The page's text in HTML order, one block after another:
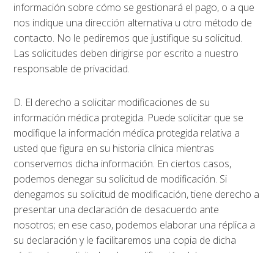
información sobre cómo se gestionará el pago, o a que
nos indique una dirección alternativa u otro método de
contacto. No le pediremos que justifique su solicitud.
Las solicitudes deben dirigirse por escrito a nuestro
responsable de privacidad.
D. El derecho a solicitar modificaciones de su
información médica protegida. Puede solicitar que se
modifique la información médica protegida relativa a
usted que figura en su historia clínica mientras
conservemos dicha información. En ciertos casos,
podemos denegar su solicitud de modificación. Si
denegamos su solicitud de modificación, tiene derecho a
presentar una declaración de desacuerdo ante
nosotros; en ese caso, podemos elaborar una réplica a
su declaración y le facilitaremos una copia de dicha